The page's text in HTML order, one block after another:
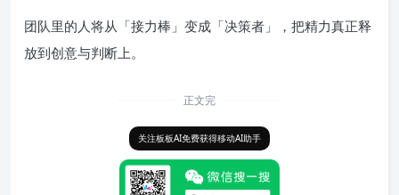
团队里的人将从「接力棒」变成「决策者」，把精力真正释
放到创意与判断上。
正文完
关注板板AI免费获得移动AI助手